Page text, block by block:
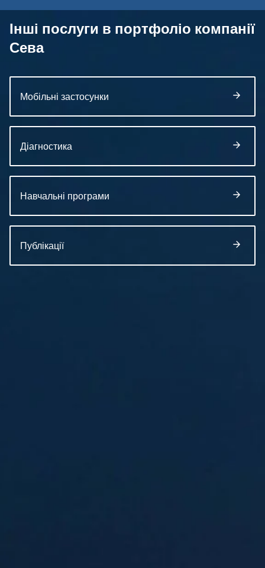
Інші послуги в портфоліо компанії
Сева
Мобільні застосунки
Діагностика
Навчальні програми
Публікації